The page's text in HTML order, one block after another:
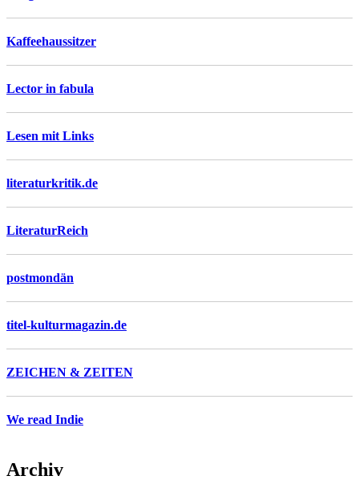
Kaffeehaussitzer
Lector in fabula
Lesen mit Links
literaturkritik.de
LiteraturReich
postmondän
titel-kulturmagazin.de
ZEICHEN & ZEITEN
We read Indie
Archiv